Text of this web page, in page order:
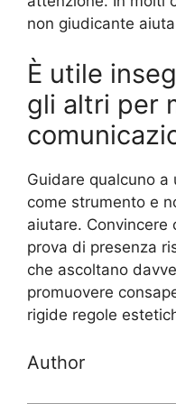
non giudicante
È utile
gli altri per
Guidare qualcuno
come strumento e
aiutare. Convincere
prova di presenza
che ascoltano
promuovere
rigide regole
Author